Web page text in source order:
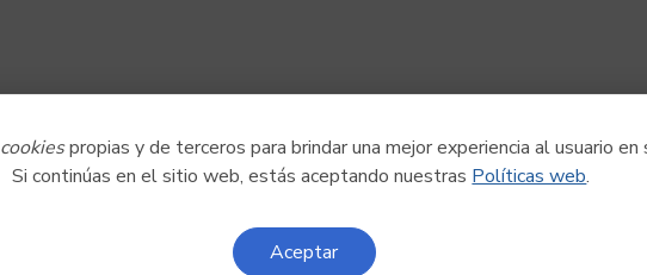
cookiespropias y de terceros para brindar una mejor experiencia al usuario en
Si continúas en el sitio web, estás aceptando nuestras Políticas web.
Aceptar